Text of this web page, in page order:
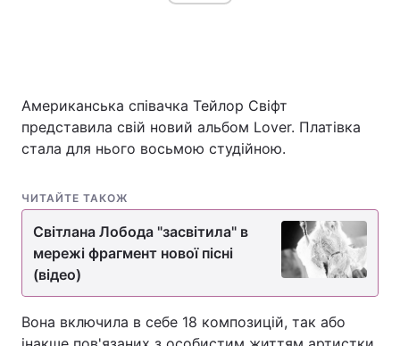
Американська співачка Тейлор Свіфт
представила свій новий альбом Lover. Платівка
стала для нього восьмою студійною.
ЧИТАЙТЕ ТАКОЖ
Світлана Лобода "засвітила" в
мережі фрагмент нової пісні
(відео)
Вона включила в себе 18 композицій, так або